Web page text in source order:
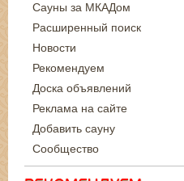
Сауны за МКАДом
Расширенный поиск
Новости
Рекомендуем
Доска объявлений
Реклама на сайте
Добавить сауну
Сообщество